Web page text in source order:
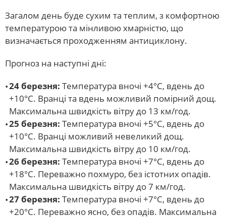
Загалом день буде сухим та теплим, з комфортною
температурою та мінливою хмарністю, що
визначається проходженням антициклону.
Прогноз на наступні дні:
24 березня: Температура вночі +4°С, вдень до
+10°С. Вранці та вдень можливий помірний дощ.
Максимальна швидкість вітру до 13 км/год.
25 березня: Температура вночі +5°С, вдень до
+10°С. Вранці можливий невеликий дощ.
Максимальна швидкість вітру до 10 км/год.
26 березня: Температура вночі +7°С, вдень до
+18°С. Переважно похмуро, без істотних опадів.
Максимальна швидкість вітру до 7 км/год.
27 березня: Температура вночі +7°С, вдень до
+20°С. Переважно ясно, без опадів. Максимальна